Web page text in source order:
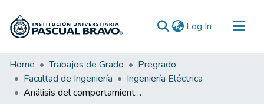
Log In (current)
Communities & Collections
All of DSpace
Statistics
Home Trabajos de Grado
Pregrado
Facultad de Ingeniería
Ingeniería Eléctrica
Análisis del comportamiento de los sistemas de puesta a tierra bajo impulsos de baja frecuencia